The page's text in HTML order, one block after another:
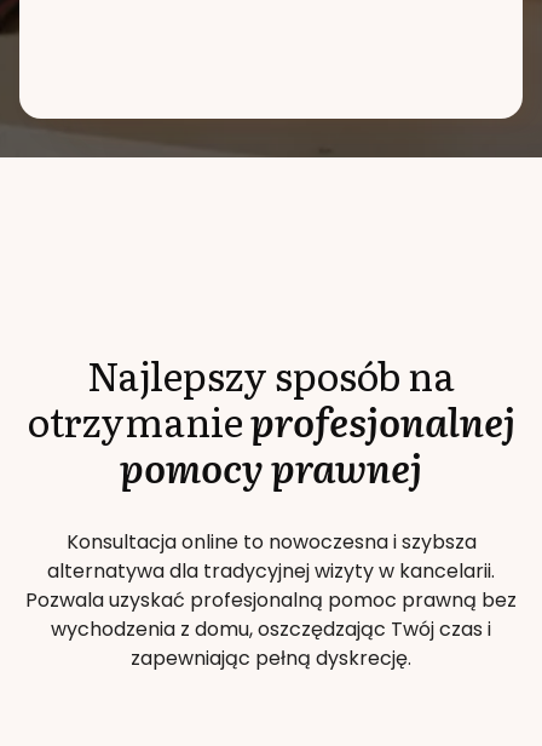
Najlepszy sposób na
otrzymanieprofesjonalnej
pomocy prawnej
Konsultacja online to nowoczesna i szybsza
alternatywa dla tradycyjnej wizyty w kancelarii.
Pozwala uzyskać profesjonalną pomoc prawną bez
wychodzenia z domu, oszczędzając Twój czas i
zapewniając pełną dyskrecję.